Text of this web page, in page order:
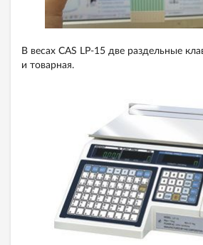
В весах CAS LP-15 две раздельные
и товарная.